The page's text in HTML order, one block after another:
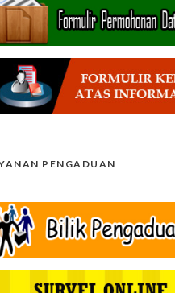
PENGADUAN